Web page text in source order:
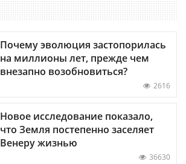
Почему эволюция застопорилась
на миллионы лет, прежде чем
внезапно возобновиться?
2616
Новое исследование показало,
что Земля постепенно заселяет
Венеру жизнью
36630